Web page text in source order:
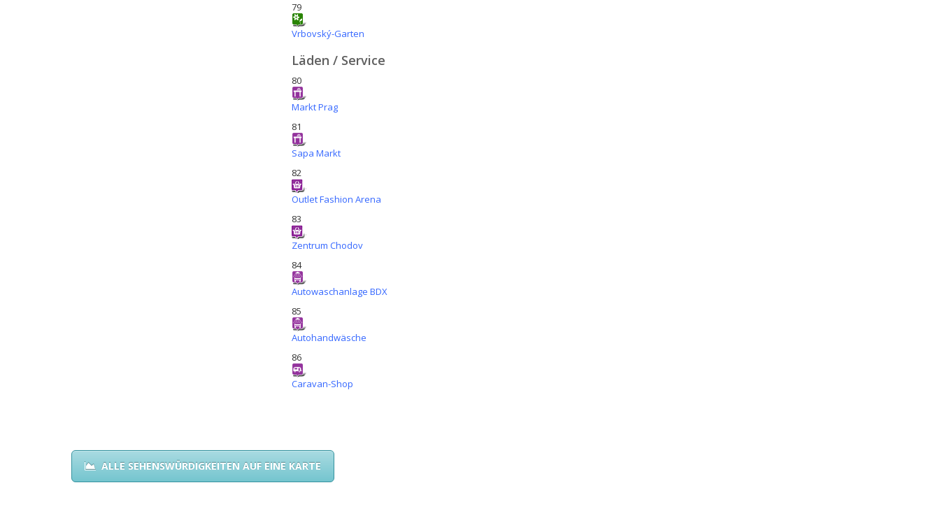
79
Vrbovský-Garten
Läden / Service
80
Markt Prag
81
Sapa Markt
82
Outlet Fashion Arena
83
Zentrum Chodov
84
Autowaschanlage BDX
85
Autohandwäsche
86
Caravan-Shop
ALLE SEHENSWÜRDIGKEITEN AUF EINE KARTE